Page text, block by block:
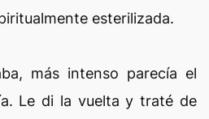
esterilizada.
más intenso parecía el
Le di la vuelta y traté de